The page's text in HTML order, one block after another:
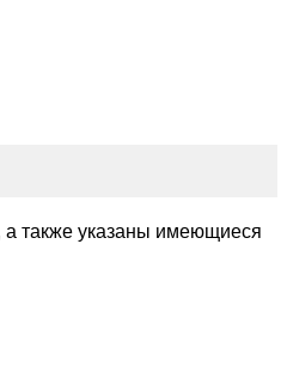
а также указаны имеющиеся